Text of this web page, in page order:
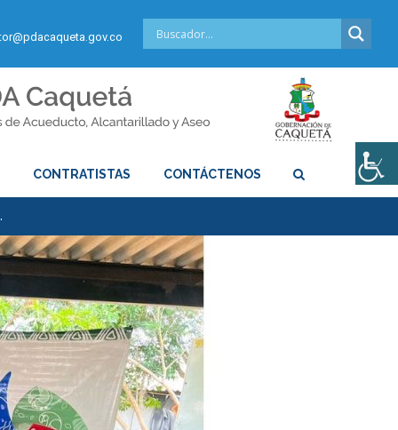
CONTRATISTAS CONTÁCTENOS